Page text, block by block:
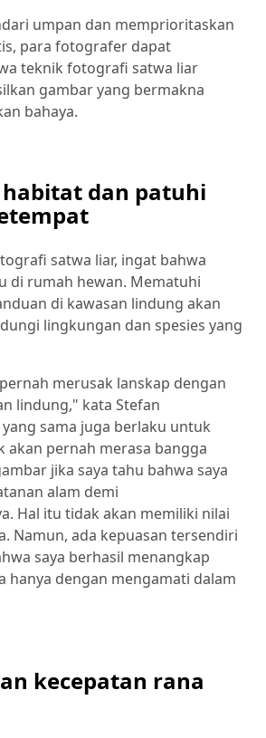
umpan dan memprioritaskan
para fotografer dapat
teknik fotografi satwa liar
gambar yang bermakna
bahaya.
dan patuhi
satwa liar, ingat bahwa
di rumah hewan. Mematuhi
di kawasan lindung akan
lingkungan dan spesies yang
merusak lanskap dengan
lindung," kata Stefan
sama juga berlaku untuk
akan pernah merasa bangga
jika saya tahu bahwa saya
alam demi
Hal itu tidak akan memiliki nilai
Namun, ada kepuasan tersendiri
saya berhasil menangkap
hanya dengan mengamati dalam
kecepatan rana